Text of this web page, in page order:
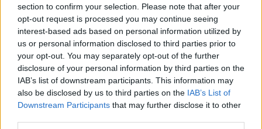
section to confirm your selection. Please note that after your
opt-out request is processed you may continue seeing
interest-based ads based on personal information utilized by
us or personal information disclosed to third parties prior to
your opt-out. You may separately opt-out of the further
disclosure of your personal information by third parties on the
IAB’s list of downstream participants. This information may
also be disclosed by us to third parties on the IAB’s List of
Downstream Participants that may further disclose it to other
Le Baume du Tigre ne doit pas s’appliquer sur les
muqueuses, les yeux ou une peau irritée ou
endommagée. Cela pourrait provoquer des irritations
ou des réactions plus sévères. De plus, il est
important d’éviter l’utilisation conjointe avec une
source de chaleur externe, comme un coussin
chauffant, car cela pourrait entraîner des brûlures ou
d’autres réactions cutanées.